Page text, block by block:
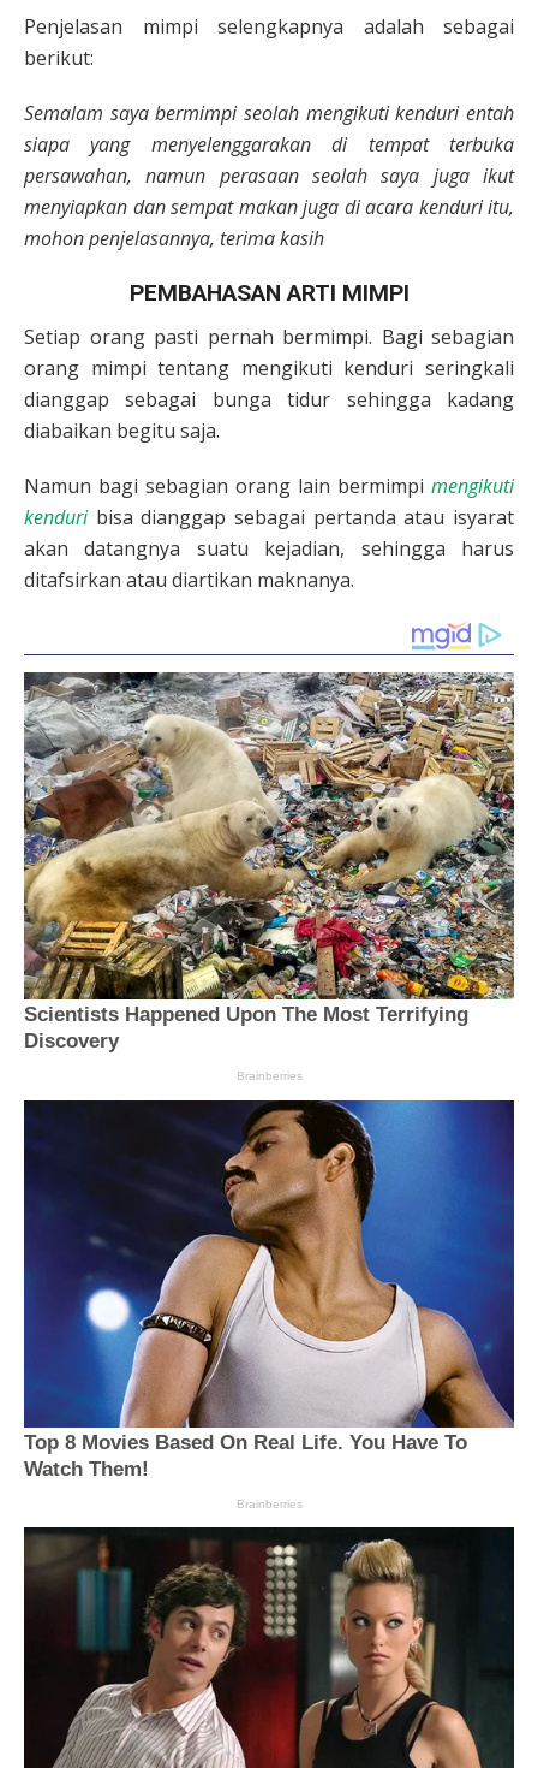
Penjelasan mimpi selengkapnya adalah sebagai
berikut:
Semalam saya bermimpi seolah mengikuti kenduri entah
siapa yang menyelenggarakan di tempat terbuka
persawahan, namun perasaan seolah saya juga ikut
menyiapkan dan sempat makan juga di acara kenduri itu,
mohon penjelasannya, terima kasih
PEMBAHASAN ARTI MIMPI
Setiap orang pasti pernah bermimpi. Bagi sebagian
orang mimpi tentang mengikuti kenduri seringkali
dianggap sebagai bunga tidur sehingga kadang
diabaikan begitu saja.
Namun bagi sebagian orang lain bermimpi mengikuti
kenduribisa dianggap sebagai pertanda atau isyarat
akan datangnya suatu kejadian, sehingga harus
ditafsirkan atau diartikan maknanya.